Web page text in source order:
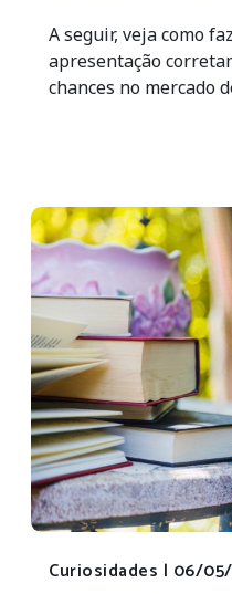
A seguir, veja como
apresentação
chances no mercado
Curiosidades | 06/